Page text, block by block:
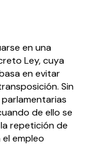
en una
Ley, cuya
en evitar
Sin
de ello se
repetición de
empleo